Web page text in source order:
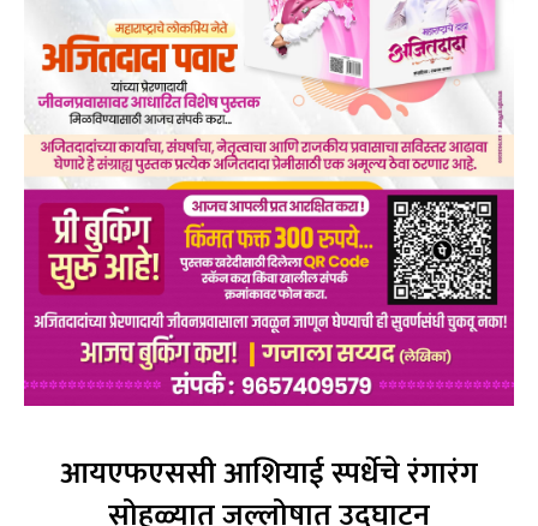
आयएफएससी आशियाई स्पर्धेचे रंगारंग
सोहळ्यात जल्लोषात उद्घाटन